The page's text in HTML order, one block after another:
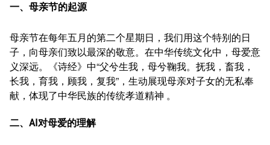
一、母亲节的起源
母亲节在每年五月的第二个星期日，我们用这个特别的日
子，向母亲们致以最深的敬意。在中华传统文化中，母爱意
义深远。《诗经》中“父兮生我，母兮鞠我。抚我，畜我，
长我，育我，顾我，复我”，生动展现母亲对子女的无私奉
献，体现了中华民族的传统孝道精神 。
二、AI对母爱的理解